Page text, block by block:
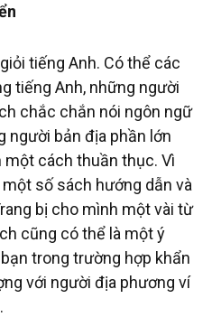
tiếng Anh. Có thể các
tiếng Anh, những người
chắc chắn nói ngôn ngữ
người bản địa phần lớn
một cách thuần thục. Vì
số sách hướng dẫn và
bị cho mình một vài từ
cũng có thể là một ý
trong trường hợp khẩn
với người địa phương ví